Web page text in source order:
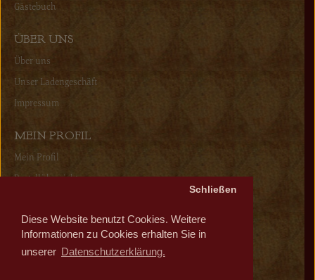
Diese Website benutzt Cookies. Weitere
Informationen zu Cookies erhalten Sie in
unserer Datenschutzerklärung.
Schließen
Gästebuch
ÜBER UNS
Über uns
Unser Ladengeschäft
Impressum
MEIN PROFIL
Mein Profil
Bestellübersicht
Newsletter